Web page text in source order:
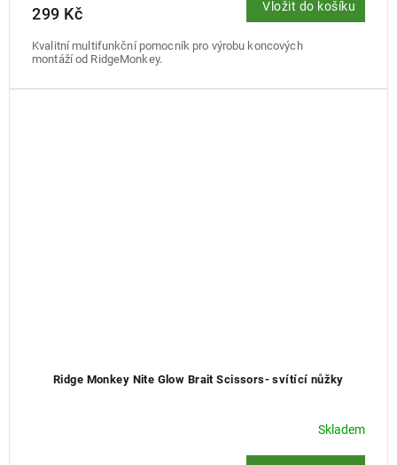
299 Kč Vložit do košíku
Kvalitní multifunkční pomocník pro výrobu koncových
montáží od RidgeMonkey.
Ridge Monkey Nite Glow Brait Scissors- svítící nůžky
Skladem